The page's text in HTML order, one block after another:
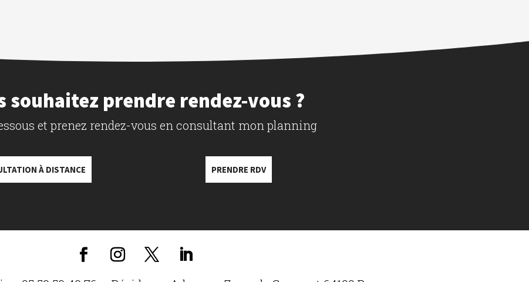
souhaitez prendre rendez-vous ?
et prenez rendez-vous en consultant mon planning
À DISTANCE PRENDRE RDV